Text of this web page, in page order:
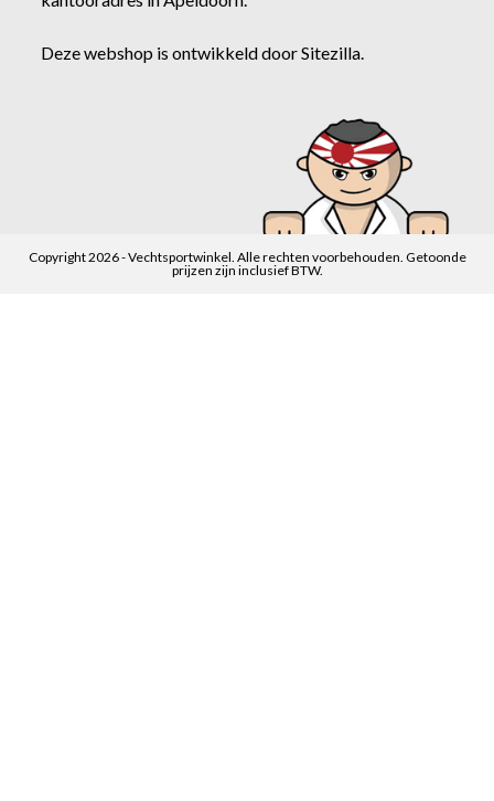
Deze webshop is ontwikkeld doorSitezilla.
Copyright 2026 - Vechtsportwinkel. Alle rechten voorbehouden. Getoonde
prijzen zijn inclusief BTW.